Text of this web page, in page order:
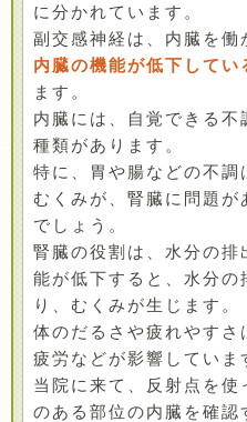
に分かれています。
副交感神経は、内臓を働
内臓の機能が低下して
ます。
内臓には、自覚できる
種類があります。
特に、胃や腸などの不調
むくみが、腎臓に問題が
でしょう。
腎臓の役割は、水分の
能が低下すると、水分の
り、むくみが生じます。
体のだるさや疲れやすさ
疲労などが影響していま
当院に来て、反射点を
のある部位の内臓を確認